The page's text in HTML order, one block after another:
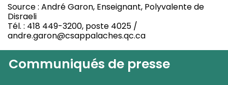
Source : André Garon, Enseignant, Polyvalente de
Disraeli
Tél. : 418 449-3200, poste 4025 /
andre.garon@csappalaches.qc.ca
Communiqués de presse